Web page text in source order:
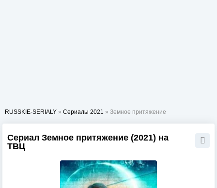
RUSSKIE-SERIALY » Сериалы 2021 » Земное притяжение
Сериал Земное притяжение (2021) на
ТВЦ